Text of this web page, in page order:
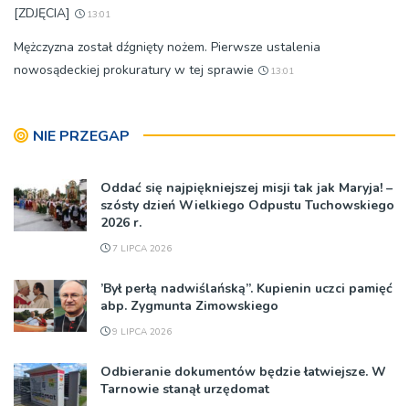
[ZDJĘCIA]
13:01
Mężczyzna został dźgnięty nożem. Pierwsze ustalenia
nowosądeckiej prokuratury w tej sprawie
13:01
NIE PRZEGAP
Oddać się najpiękniejszej misji tak jak Maryja! –
szósty dzień Wielkiego Odpustu Tuchowskiego
2026 r.
7 LIPCA 2026
’Był perłą nadwiślańską”. Kupienin uczci pamięć
abp. Zygmunta Zimowskiego
9 LIPCA 2026
Odbieranie dokumentów będzie łatwiejsze. W
Tarnowie stanął urzędomat